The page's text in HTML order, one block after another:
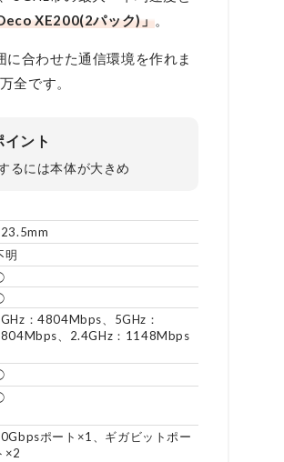
XE200(2パック)」。
合わせた通信環境を作れま
全です。
ント
るには本体が大きめ
明
：4804Mbps、5GHz：
、2.4GHz：1148Mbps
ポート×1、ギガビットポー
×2